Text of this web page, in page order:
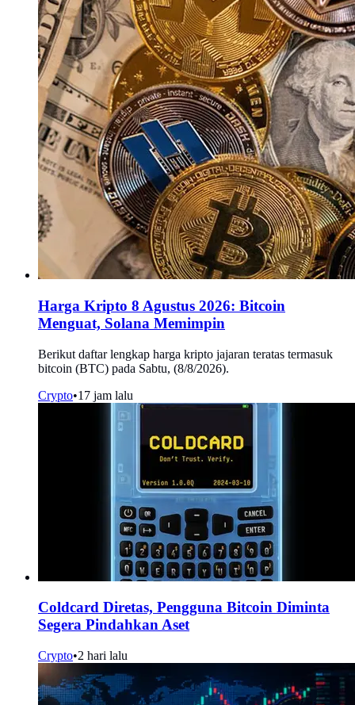
Harga Kripto 8 Agustus 2026: Bitcoin
Menguat, Solana Memimpin
Berikut daftar lengkap harga kripto jajaran teratas termasuk
bitcoin (BTC) pada Sabtu, (8/8/2026).
Crypto•17 jam lalu
Coldcard Diretas, Pengguna Bitcoin Diminta
Segera Pindahkan Aset
Crypto•2 hari lalu